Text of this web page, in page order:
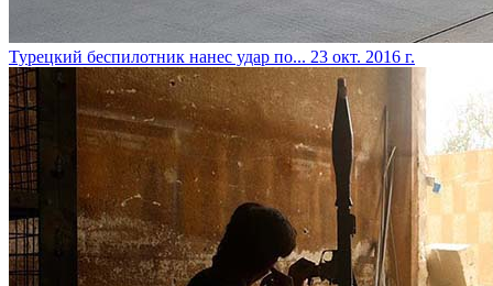
​Турецкий беспилотник нанес удар по... 23 окт. 2016 г.